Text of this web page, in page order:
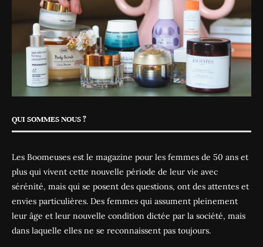
QUI SOMMES NOUS ?
Les Boomeuses est le magazine pour les femmes de 50 ans et
plus qui vivent cette nouvelle période de leur vie avec
sérénité, mais qui se posent des questions, ont des attentes et
envies particulières. Des femmes qui assument pleinement
leur âge et leur nouvelle condition dictée par la société, mais
dans laquelle elles ne se reconnaissent pas toujours.